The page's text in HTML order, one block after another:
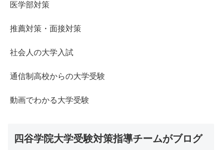
医学部対策
推薦対策・面接対策
社会人の大学入試
通信制高校からの大学受験
動画でわかる大学受験
四谷学院大学受験対策指導チームがブログ